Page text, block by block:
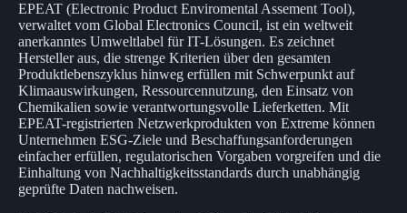
EPEAT (Electronic Product Enviromental Assement Tool),
verwaltet vom Global Electronics Council, ist ein weltweit
anerkanntes Umweltlabel für IT-Lösungen. Es zeichnet
Hersteller aus, die strenge Kriterien über den gesamten
Produktlebenszyklus hinweg erfüllen mit Schwerpunkt auf
Klimaauswirkungen, Ressourcennutzung, den Einsatz von
Chemikalien sowie verantwortungsvolle Lieferketten. Mit
EPEAT-registrierten Netzwerkprodukten von Extreme können
Unternehmen ESG-Ziele und Beschaffungsanforderungen
einfacher erfüllen, regulatorischen Vorgaben vorgreifen und die
Einhaltung von Nachhaltigkeitsstandards durch unabhängig
geprüfte Daten nachweisen.